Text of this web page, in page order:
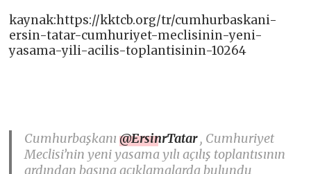
kaynak:https://kktcb.org/tr/cumhurbaskani-
ersin-tatar-cumhuriyet-meclisinin-yeni-
yasama-yili-acilis-toplantisinin-10264
Cumhurbaşkanı@ErsinrTatar, Cumhuriyet
Meclisi’nin yeni yasama yılı açılış toplantısının
ardından basına açıklamalarda bulundu